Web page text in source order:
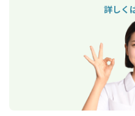
詳しく